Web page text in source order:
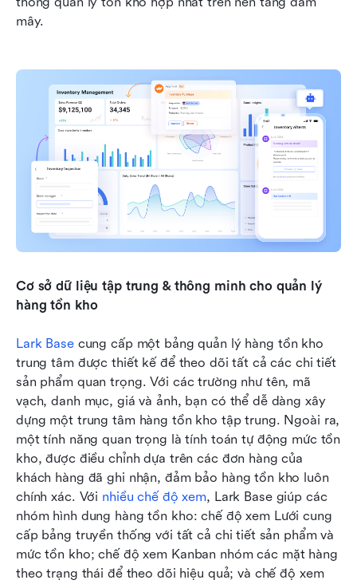
mây.
Cơ sở dữ liệu tập trung & thông minh cho quản lý
hàng tồn kho
Lark Base cung cấp một bảng quản lý hàng tồn kho
trung tâm được thiết kế để theo dõi tất cả các chi tiết
sản phẩm quan trọng. Với các trường như tên, mã
vạch, danh mục, giá và ảnh, bạn có thể dễ dàng xây
dựng một trung tâm hàng tồn kho tập trung. Ngoài ra,
một tính năng quan trọng là tính toán tự động mức tồn
kho, được điều chỉnh dựa trên các đơn hàng của
khách hàng đã ghi nhận, đảm bảo hàng tồn kho luôn
chính xác. Với nhiều chế độ xem, Lark Base giúp các
nhóm hình dung hàng tồn kho: chế độ xem Lưới cung
cấp bảng truyền thống với tất cả chi tiết sản phẩm và
mức tồn kho; chế độ xem Kanban nhóm các mặt hàng
theo trạng thái để theo dõi hiệu quả; và chế độ xem